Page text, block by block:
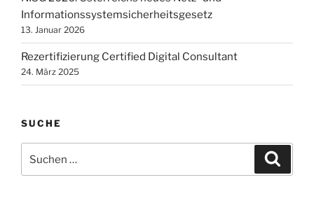
Informationssystemsicherheitsgesetz
13. Januar 2026
Rezertifizierung Certified Digital Consultant
24. März 2025
SUCHE
nach: